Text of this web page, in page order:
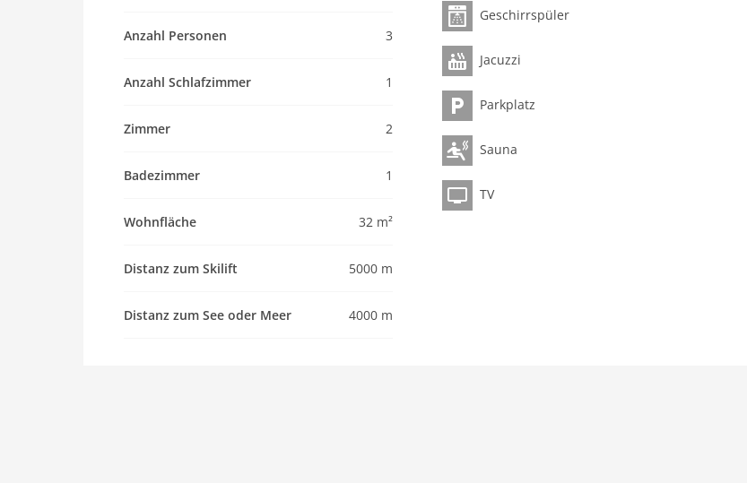
Objekt
Wohnfläche 32 m2
Schlafzimmer 1
Badezimmer 1
Spülmaschine
Anzahl Personen 3
Anzahl Schlafzimmer 1
Zimmer 2
Badezimmer 1
Wohnfläche 32 m²
Distanz zum Skilift 5000 m
Distanz zum See oder Meer 4000 m
Geschirrspüler
Jacuzzi
Parkplatz
Sauna
TV